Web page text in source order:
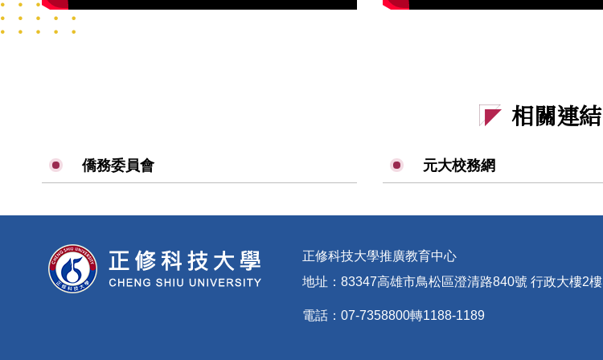
相關連結
僑務委員會 元大校務網
正修科技大學推廣教育中心
地址：83347高雄市鳥松區澄清路840號 行政大樓2樓
電話：07-7358800轉1188-1189